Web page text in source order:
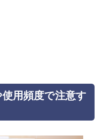
用頻度で注意す